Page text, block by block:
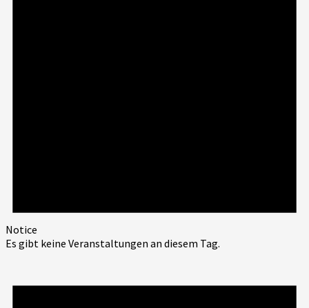
Notice
Es gibt keine Veranstaltungen an diesem Tag.